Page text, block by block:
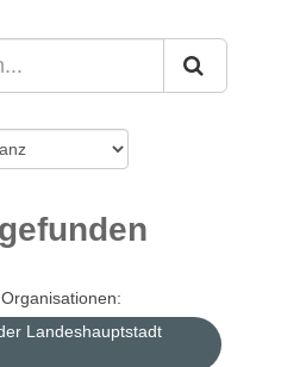
Organisationen:
Landeshauptstadt